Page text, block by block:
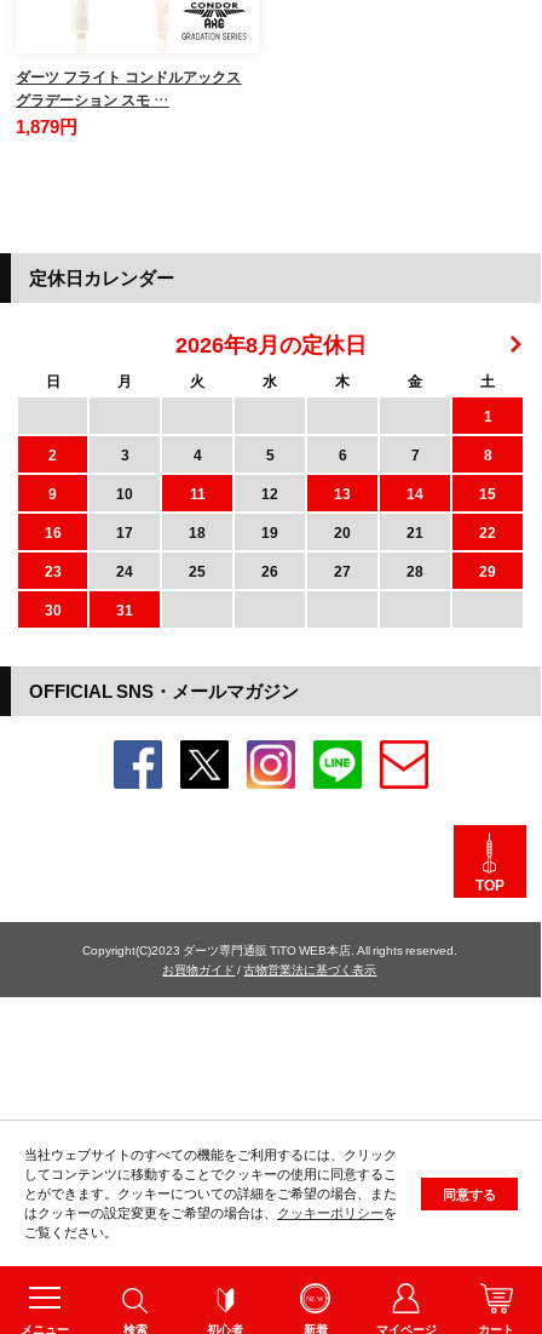
メニュー 検索 初心者 新着 マイページ カート
ダーツ フライト コンドルアックス
グラデーション スモ …
1,879円
当社ウェブサイトのすべての機能をご利用するには、クリック
してコンテンツに移動することでクッキーの使用に同意するこ
とができます。クッキーについての詳細をご希望の場合、また
はクッキーの設定変更をご希望の場合は、 クッキーポリシーを
ご覧ください。
同意する
OFFICIAL SNS・メールマガジン
定休日カレンダー
2026年8月の定休日
日 月 火 水 木 金
土
1
2
3 4 5 6 7
8
9
10 11 12 13 14
15
16
17 18 19 20 21
22
23
24 25 26 27 28
29
30
31
TOP
Copyright(C)2023 ダーツ専門通販 TiTO WEB本店. All rights reserved.
お買物ガイド /古物営業法に基づく表示